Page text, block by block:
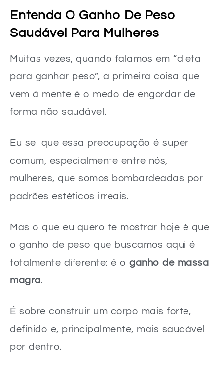
Fontes de Proteína de Alto Valor Biológico
Exercícios Físicos Complementares para o Ganho de Massa
O Foco na Força e no Volume
Mito 2: Mulheres devem evitar carboidratos para não engordar.
Entenda O Ganho De Peso
Saudável Para Mulheres
Muitas vezes, quando falamos em “dieta
para ganhar peso”, a primeira coisa que
vem à mente é o medo de engordar de
forma não saudável.
Eu sei que essa preocupação é super
comum, especialmente entre nós,
mulheres, que somos bombardeadas por
padrões estéticos irreais.
Mas o que eu quero te mostrar hoje é que
o ganho de peso que buscamos aqui é
totalmente diferente: é o ganho de massa
magra.
É sobre construir um corpo mais forte,
definido e, principalmente, mais saudável
por dentro.